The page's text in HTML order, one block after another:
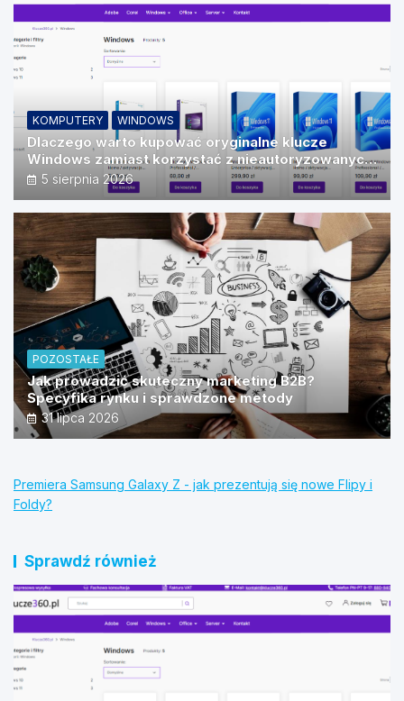
KOMPUTERY WINDOWS
Dlaczego warto kupować oryginalne klucze
Windows zamiast korzystać z nieautoryzowanych
źródeł?
5 sierpnia 2026
POZOSTAŁE
Jak prowadzić skuteczny marketing B2B?
Specyfika rynku i sprawdzone metody
31 lipca 2026
Premiera Samsung Galaxy Z - jak prezentują się nowe Flipy i
Foldy?
Sprawdź również